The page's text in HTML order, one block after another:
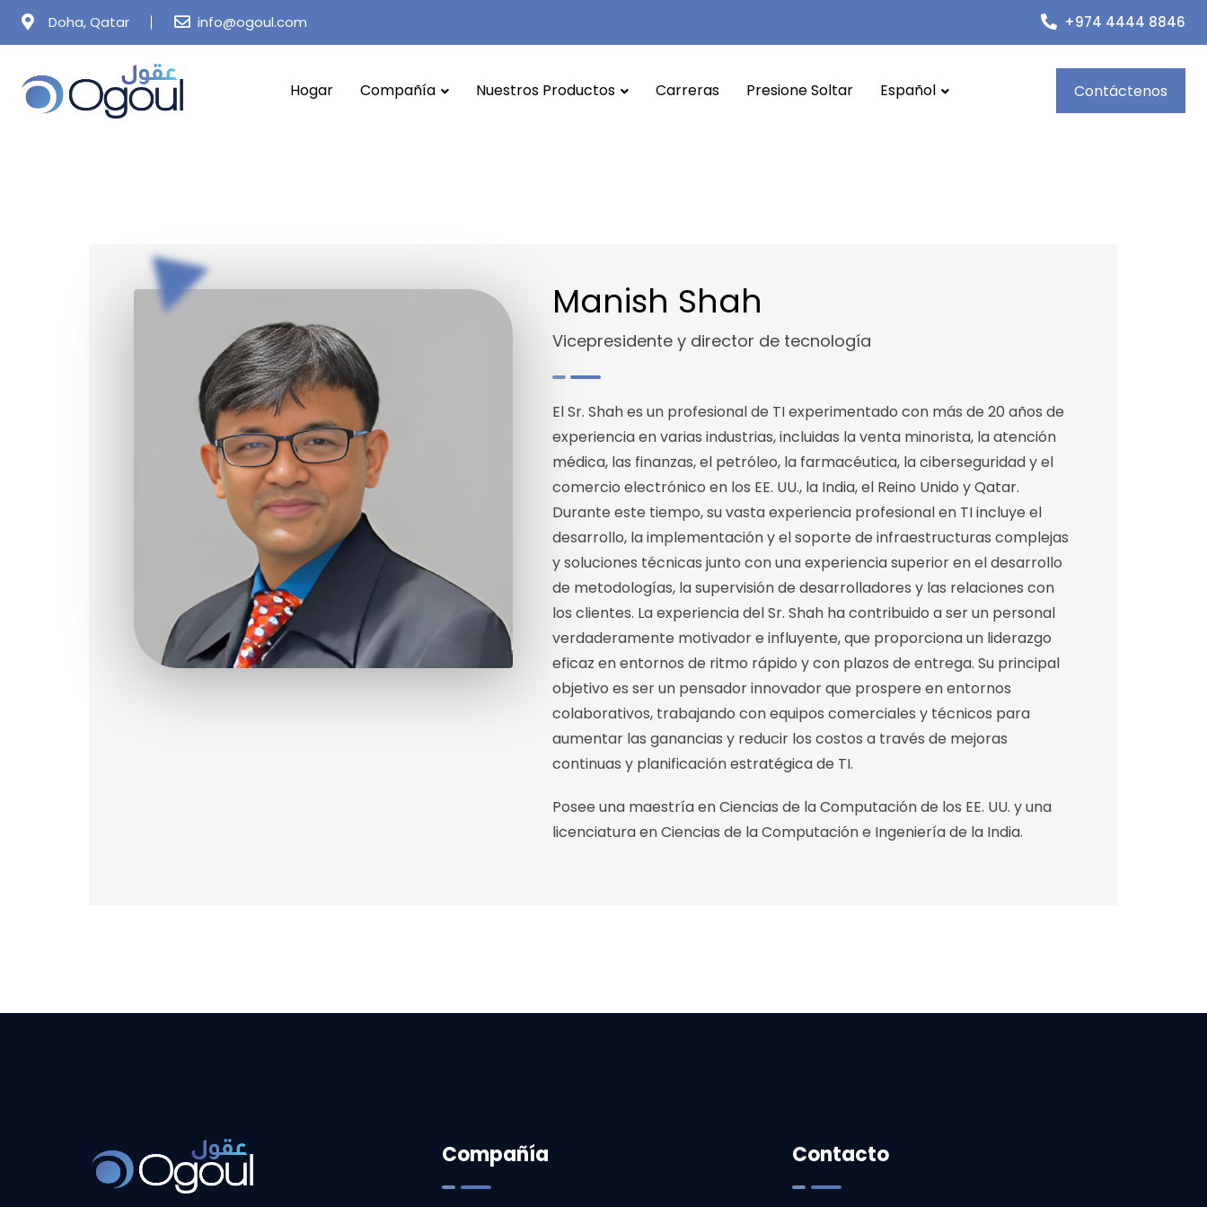
Skip
Doha, Qatar info@ogoul.com +974 4444 8846
Hogar Compañía Nuestros Productos Carreras Presione Soltar Español Contáctenos
Manish Shah
Vicepresidente y director de tecnología
El Sr. Shah es un profesional de TI experimentado con más de 20 años de
experiencia en varias industrias, incluidas la venta minorista, la atención
médica, las finanzas, el petróleo, la farmacéutica, la ciberseguridad y el
comercio electrónico en los EE. UU., la India, el Reino Unido y Qatar.
Durante este tiempo, su vasta experiencia profesional en TI incluye el
desarrollo, la implementación y el soporte de infraestructuras complejas
y soluciones técnicas junto con una experiencia superior en el desarrollo
de metodologías, la supervisión de desarrolladores y las relaciones con
los clientes. La experiencia del Sr. Shah ha contribuido a ser un personal
verdaderamente motivador e influyente, que proporciona un liderazgo
eficaz en entornos de ritmo rápido y con plazos de entrega. Su principal
objetivo es ser un pensador innovador que prospere en entornos
colaborativos, trabajando con equipos comerciales y técnicos para
aumentar las ganancias y reducir los costos a través de mejoras
continuas y planificación estratégica de TI.
Posee una maestría en Ciencias de la Computación de los EE. UU. y una
licenciatura en Ciencias de la Computación e Ingeniería de la India.
Compañía Contacto